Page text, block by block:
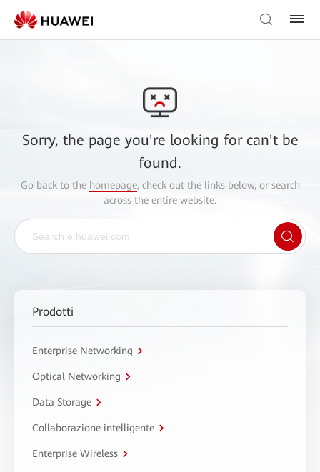
Sorry, the page you're looking for can't be
found.
Go back to the homepage, check out the links below, or search
across the entire website.
Prodotti
Enterprise Networking
Optical Networking
Data Storage
Collaborazione intelligente
Enterprise Wireless